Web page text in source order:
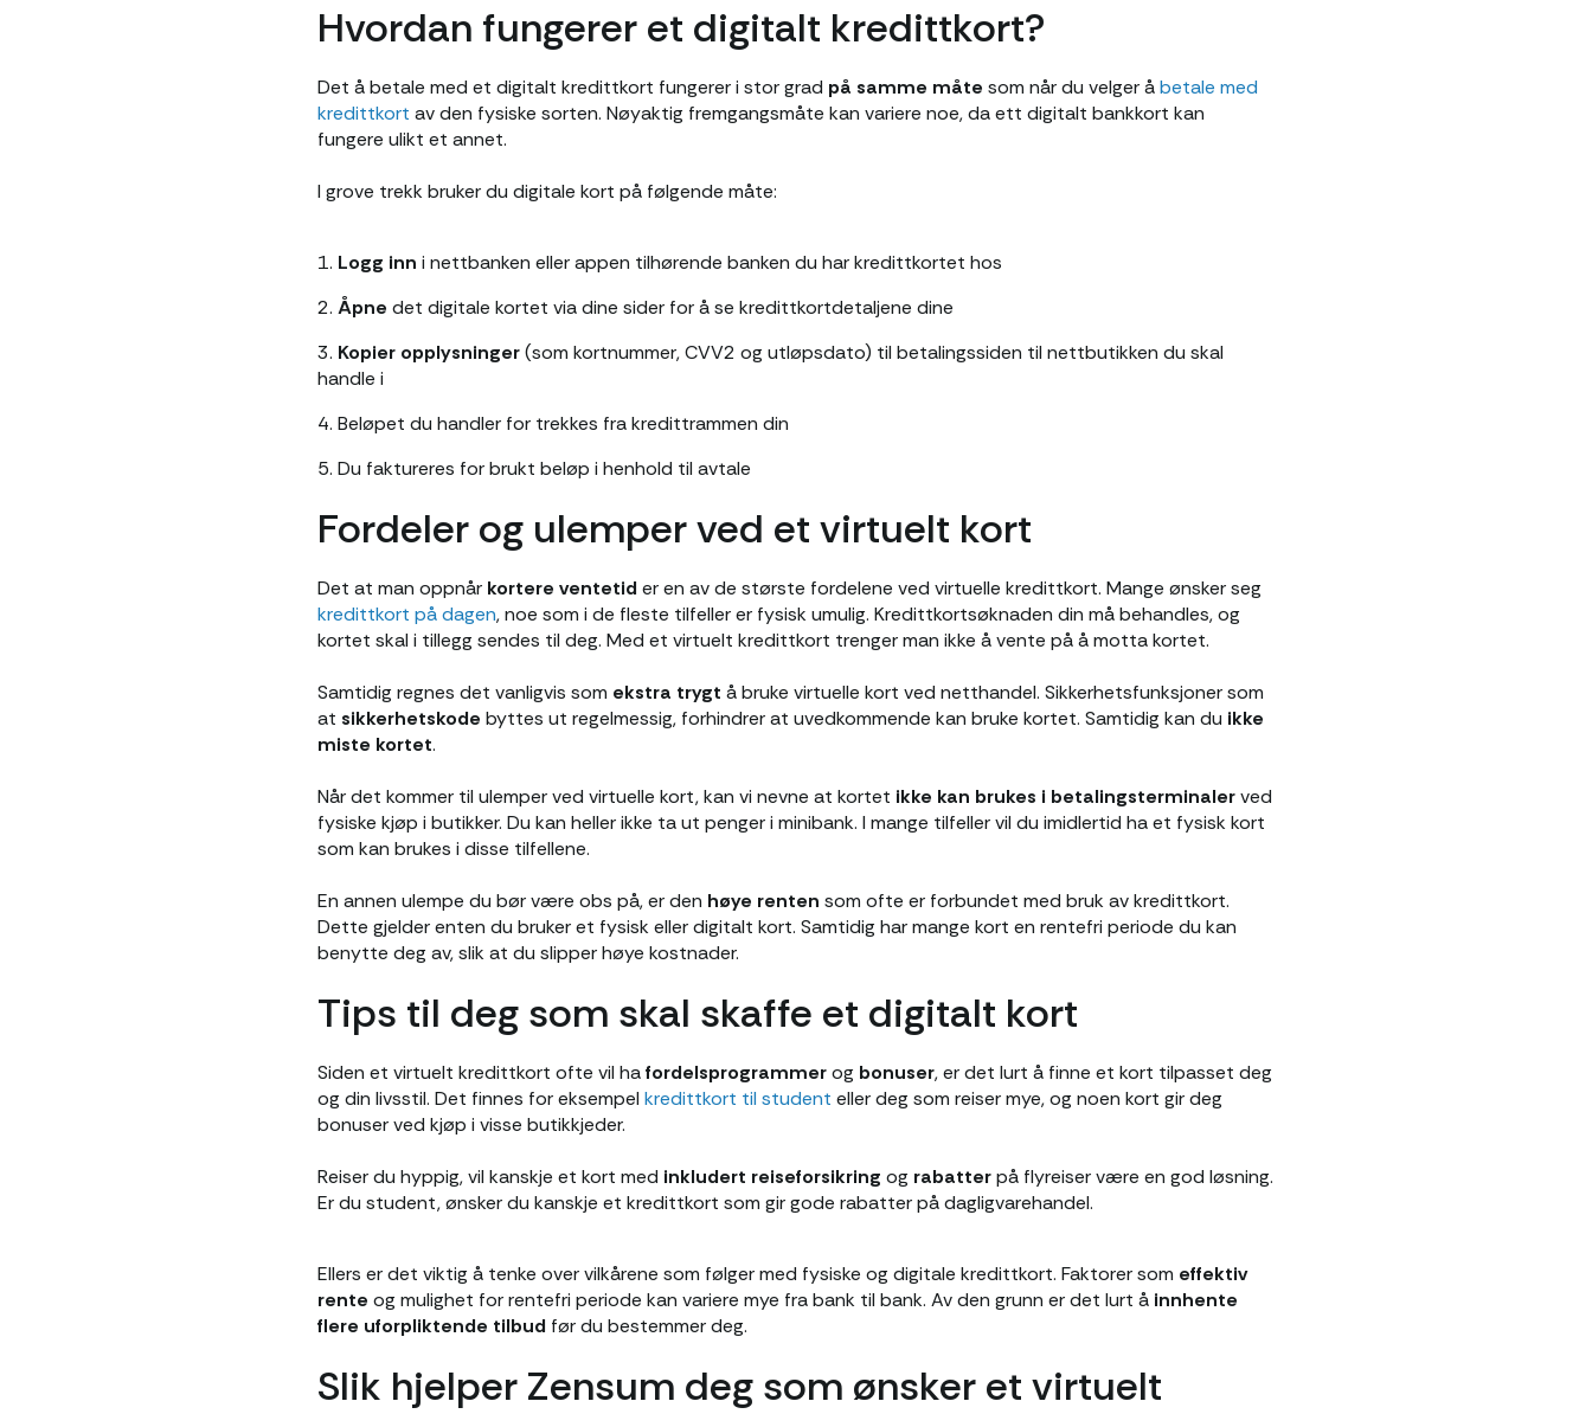
Hvordan fungerer et digitalt kredittkort?
Det å betale med et digitalt kredittkort fungerer i stor grad på samme måte som når du velger åbetale med
kredittkort av den fysiske sorten. Nøyaktig fremgangsmåte kan variere noe, da ett digitalt bankkort kan
fungere ulikt et annet.
I grove trekk bruker du digitale kort på følgende måte:
1. Logg inn i nettbanken eller appen tilhørende banken du har kredittkortet hos
2. Åpne det digitale kortet via dine sider for å se kredittkortdetaljene dine
3. Kopier opplysninger(som kortnummer, CVV2 og utløpsdato) til betalingssiden til nettbutikken du skal
handle i
4. Beløpet du handler for trekkes fra kredittrammen din
5. Du faktureres for brukt beløp i henhold til avtale
Fordeler og ulemper ved et virtuelt kort
Det at man oppnår kortere ventetid er en av de største fordelene ved virtuelle kredittkort. Mange ønsker seg
kredittkort på dagen, noe som i de fleste tilfeller er fysisk umulig. Kredittkortsøknaden din må behandles, og
kortet skal i tillegg sendes til deg. Med et virtuelt kredittkort trenger man ikke å vente på å motta kortet.
Samtidig regnes det vanligvis som ekstra trygt å bruke virtuelle kort ved netthandel. Sikkerhetsfunksjoner som
at sikkerhetskode byttes ut regelmessig, forhindrer at uvedkommende kan bruke kortet. Samtidig kan du ikke
miste kortet.
Når det kommer til ulemper ved virtuelle kort, kan vi nevne at kortet ikke kan brukes i betalingsterminalerved
fysiske kjøp i butikker. Du kan heller ikke ta ut penger i minibank. I mange tilfeller vil du imidlertid ha et fysisk kort
som kan brukes i disse tilfellene.
En annen ulempe du bør være obs på, er den høye renten som ofte er forbundet med bruk av kredittkort.
Dette gjelder enten du bruker et fysisk eller digitalt kort. Samtidig har mange kort en rentefri periode du kan
benytte deg av, slik at du slipper høye kostnader.
Tips til deg som skal skaffe et digitalt kort
Siden et virtuelt kredittkort ofte vil hafordelsprogrammerog bonuser, er det lurt å finne et kort tilpasset deg
og din livsstil. Det finnes for eksempel kredittkort til student eller deg som reiser mye, og noen kort gir deg
bonuser ved kjøp i visse butikkjeder.
Reiser du hyppig, vil kanskje et kort med inkludert reiseforsikring og rabatterpå flyreiser være en god løsning.
Er du student, ønsker du kanskje et kredittkort som gir gode rabatter på dagligvarehandel.
Ellers er det viktig å tenke over vilkårene som følger med fysiske og digitale kredittkort. Faktorer som effektiv
rente og mulighet for rentefri periode kan variere mye fra bank til bank. Av den grunn er det lurt å innhente
flere uforpliktende tilbud før du bestemmer deg.
Slik hjelper Zensum deg som ønsker et virtuelt